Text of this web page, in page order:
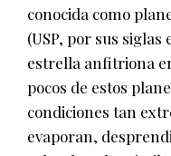
conocida como
(USP, por sus
estrella anfitriona
pocos de estos
condiciones tan
evaporan,